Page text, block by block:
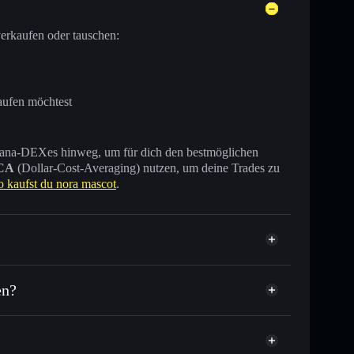
oder tauschen:
möchtest
DEXes hinweg, um für dich den bestmöglichen
(Dollar-Cost-Averaging) nutzen, um deine Trades zu
kaufst du nora mascot.
anderer Solana-Tokens mit intelligentem